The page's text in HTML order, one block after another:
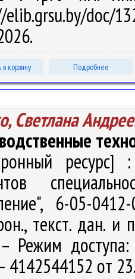
elib.grsu.by/doc/
корзину Подробнее
Светлана
ресурс]
6-05-
текст. дан.
Режим
4142544152 от